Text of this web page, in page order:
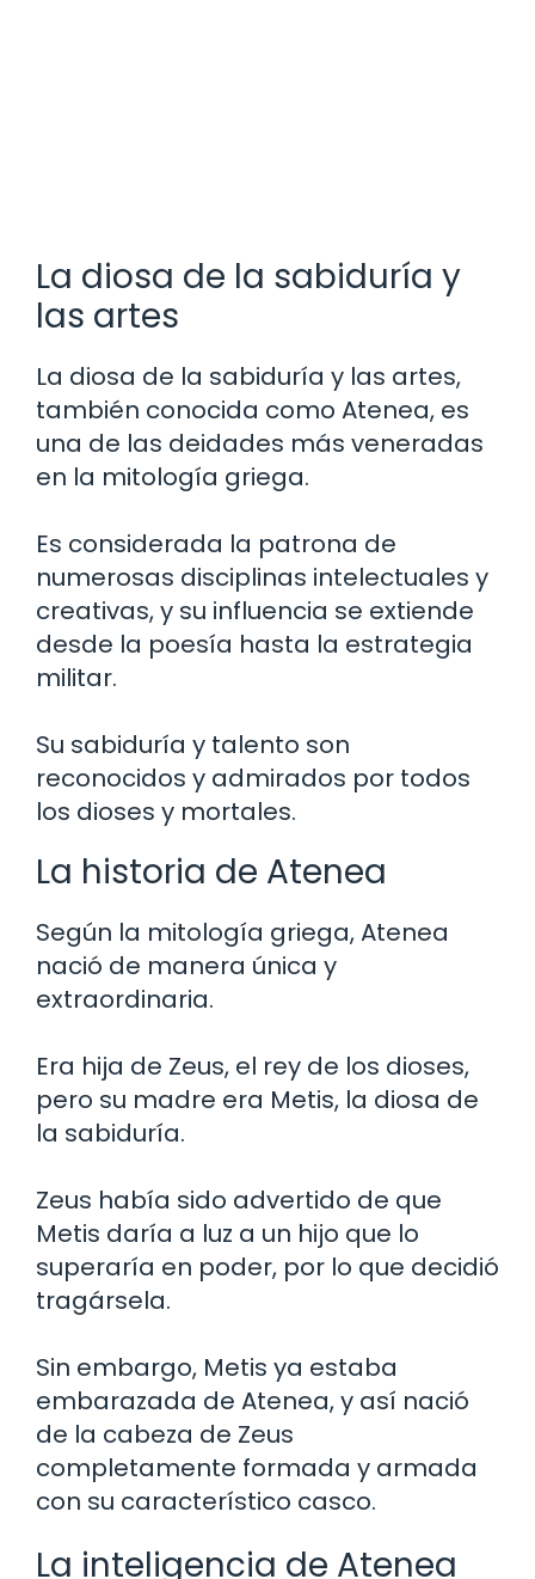
La diosa de la sabiduría y
las artes
La diosa de la sabiduría y las artes,
también conocida como Atenea, es
una de las deidades más veneradas
en la mitología griega.
Es considerada la patrona de
numerosas disciplinas intelectuales y
creativas, y su influencia se extiende
desde la poesía hasta la estrategia
militar.
Su sabiduría y talento son
reconocidos y admirados por todos
los dioses y mortales.
La historia de Atenea
Según la mitología griega, Atenea
nació de manera única y
extraordinaria.
Era hija de Zeus, el rey de los dioses,
pero su madre era Metis, la diosa de
la sabiduría.
Zeus había sido advertido de que
Metis daría a luz a un hijo que lo
superaría en poder, por lo que decidió
tragársela.
Sin embargo, Metis ya estaba
embarazada de Atenea, y así nació
de la cabeza de Zeus
completamente formada y armada
con su característico casco.
La inteligencia de Atenea